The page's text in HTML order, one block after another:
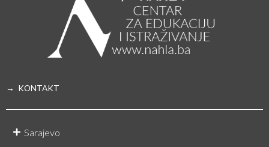
→ KONTAKT
Sarajevo